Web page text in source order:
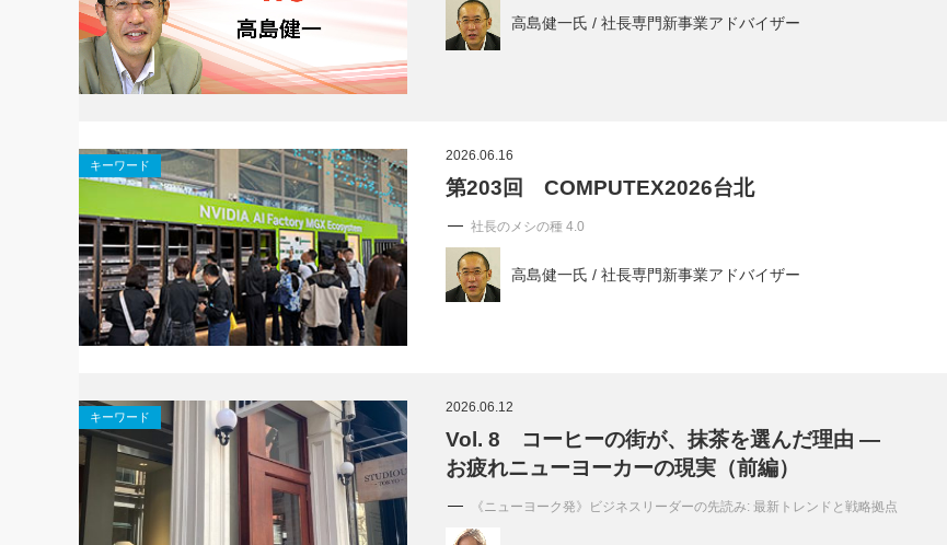
高島健一氏 / 社長専門新事業アドバイザー
キーワード
2026.06.16
第203回 COMPUTEX2026台北
社長のメシの種 4.0
高島健一氏 / 社長専門新事業アドバイザー
キーワード
2026.06.12
Vol. 8 コーヒーの街が、抹茶を選んだ理由 ―
お疲れニューヨーカーの現実（前編）
《ニューヨーク発》ビジネスリーダーの先読み: 最新トレンドと戦略拠点